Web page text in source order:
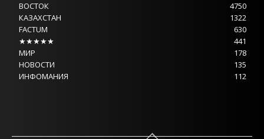
ВОСТОК
4750
КАЗАХСТАН
1322
FACTUM
630
★★★★★
441
МИР
178
НОВОСТИ
135
ИНФОМАНИЯ
112